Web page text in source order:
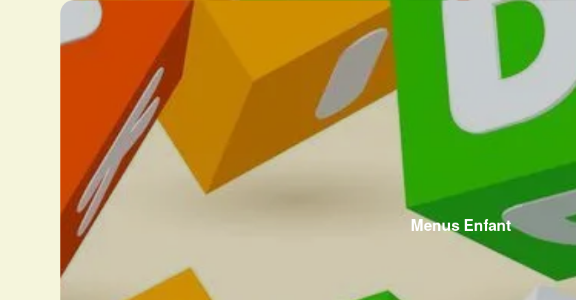
Menus Enfant